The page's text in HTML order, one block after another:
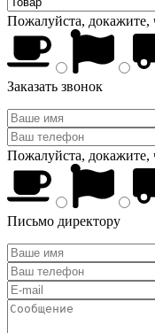
Пожалуйста, докажите,
Заказать звонок
Пожалуйста, докажите,
Письмо директору